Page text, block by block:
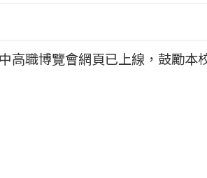
高職博覽會網頁已上線，鼓勵本